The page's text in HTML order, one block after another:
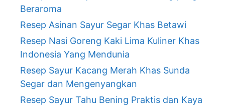
Beraroma
Resep Asinan Sayur Segar Khas Betawi
Resep Nasi Goreng Kaki Lima Kuliner Khas
Indonesia Yang Mendunia
Resep Sayur Kacang Merah Khas Sunda
Segar dan Mengenyangkan
Resep Sayur Tahu Bening Praktis dan Kaya